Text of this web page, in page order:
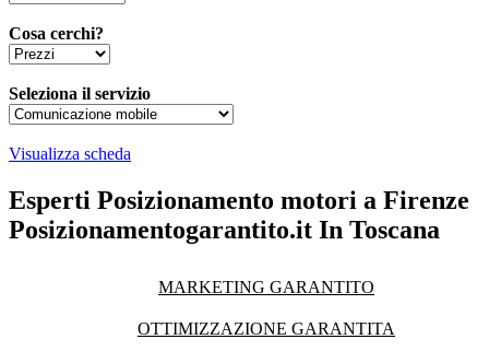
Cosa cerchi?
Seleziona il servizio
Visualizza scheda
Esperti Posizionamento motori a Firenze
Posizionamentogarantito.it In Toscana
MARKETING GARANTITO
OTTIMIZZAZIONE GARANTITA